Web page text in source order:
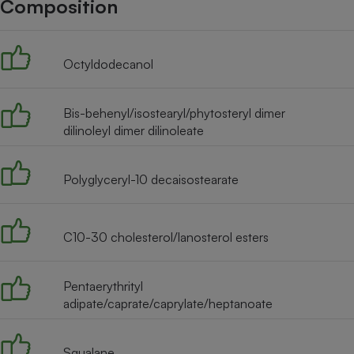
Composition
Octyldodecanol
Bis-behenyl/isostearyl/phytosteryl dimer
dilinoleyl dimer dilinoleate
Polyglyceryl-10 decaisostearate
C10-30 cholesterol/lanosterol esters
Pentaerythrityl
adipate/caprate/caprylate/heptanoate
Assurance emprunteur
Petit
Mutuelle